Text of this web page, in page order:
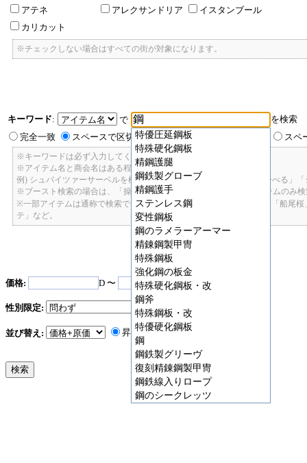
アテネ
アレクサンドリア
イスタンブール
カリカット
※チェックしない場合はすべての街が対象になります。
キーワード:
で
特優圧延鋼板
特殊硬化鋼板
精鋼護腿
鋼鉄製グローブ
精鋼護手
ステンレス鋼
変性鋼板
鋼のラメラーアーマー
精錬鋼製甲冑
特殊鋼板
強化鋼の板金
特殊硬化鋼板・改
鋼斧
特殊鋼板・改
特優硬化鋼板
鋼
鋼鉄製グリーヴ
復刻精錬鋼製甲冑
鋼鉄線入りロープ
鋼のシークレッツ
を検索
完全一致
スペースで区切ったキーワードのいずれかを含む スペ
※キーワードは必ず入力してください。
※アイテム名と商会名はある程度曖昧に検索できます。
例) シュバイツァーサーベルを検索したい場合: 「しゅばいつあーさーべる」
※ブースト検索の場合は、「操舵+2」で検索すると、操舵+2のアイテムのみ
※一部アイテムは通称で検索できます。「カテ1」「C1」「ロット1」「船尾
テ」など。
価格: D 〜 D
性別限定:
並び替え: 昇順 降順